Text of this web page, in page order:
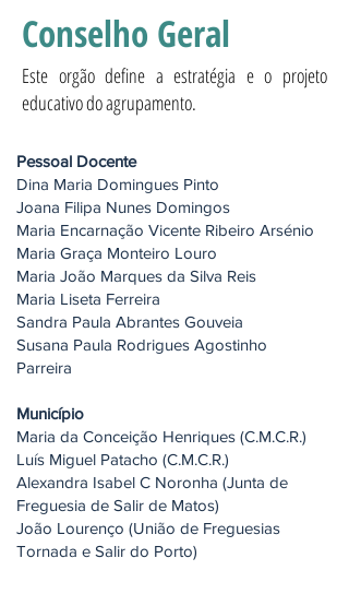
Conselho Geral
Este orgão define a estratégia e o projeto
educativo do agrupamento.
Pessoal Docente
Dina Maria Domingues Pinto
Joana Filipa Nunes Domingos
Maria Encarnação Vicente Ribeiro Arsénio
Maria Graça Monteiro Louro
Maria João Marques da Silva Reis
Maria Liseta Ferreira
Sandra Paula Abrantes Gouveia
Susana Paula Rodrigues Agostinho
Parreira
Município
Maria da Conceição Henriques (C.M.C.R.)
Luís Miguel Patacho (C.M.C.R.)
Alexandra Isabel C Noronha (Junta de
Freguesia de Salir de Matos)
João Lourenço (União de Freguesias
Tornada e Salir do Porto)